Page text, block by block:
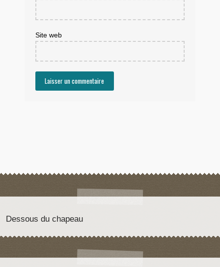
Site web
Dessous du chapeau